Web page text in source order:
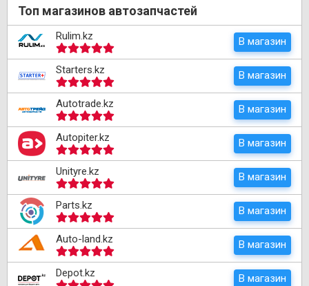
Топ магазинов автозапчастей
Rulim.kz В магазин
Starters.kz В магазин
Autotrade.kz В магазин
Autopiter.kz В магазин
Unityre.kz В магазин
Parts.kz В магазин
Auto-land.kz В магазин
Depot.kz В магазин